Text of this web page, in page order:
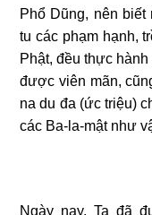
Phổ Dũng, nên biết
tu các phạm hạnh,
Phật, đều thực
được viên mãn,
na du đa (ức triệu)
các Ba-la-mật như
Ngày nay, Ta đã